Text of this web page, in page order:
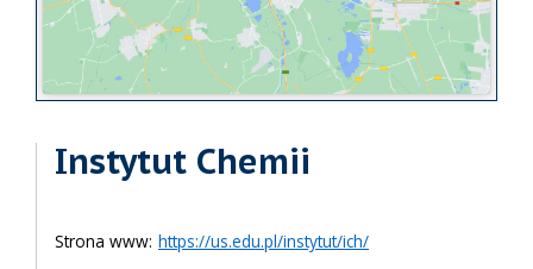
Instytut Chemii
Strona www: https://us.edu.pl/instytut/ich/